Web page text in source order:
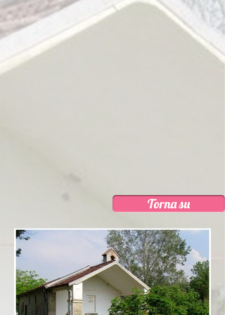
Torna su